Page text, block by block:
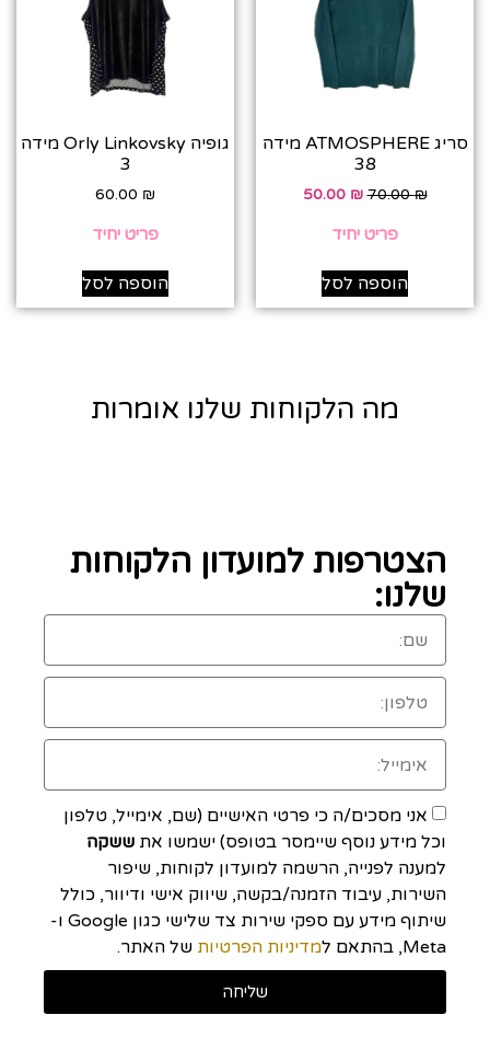
סריג ATMOSPHERE מידה
38
70.00₪
50.00 ₪
פריט יחיד
הוספה לסל
גופיה Orly Linkovsky מידה
3
60.00 ₪
פריט יחיד
הוספה לסל
מה הלקוחות שלנו אומרות
הצטרפות למועדון הלקוחות
שלנו:
אני מסכים/ה כי פרטי האישיים (שם, אימייל, טלפון
וכל מידע נוסף שיימסר בטופס) ישמשו את ששקה
למענה לפנייה, הרשמה למועדון לקוחות, שיפור
השירות, עיבוד הזמנה/בקשה, שיווק אישי ודיוור, כולל
שיתוף מידע עם ספקי שירות צד שלישי כגון Google ו-
Meta, בהתאם ל
מדיניות הפרטיות של האתר.
שליחה